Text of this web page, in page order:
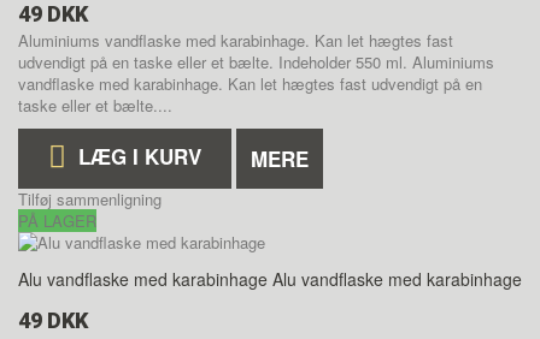
49 DKK
Aluminiums vandflaske med karabinhage. Kan let hægtes fast
udvendigt på en taske eller et bælte. Indeholder 550 ml. Aluminiums
vandflaske med karabinhage. Kan let hægtes fast udvendigt på en
taske eller et bælte....
LÆG I KURV MERE
Tilføj sammenligning
PÅ LAGER
Alu vandflaske med karabinhage Alu vandflaske med karabinhage
49 DKK